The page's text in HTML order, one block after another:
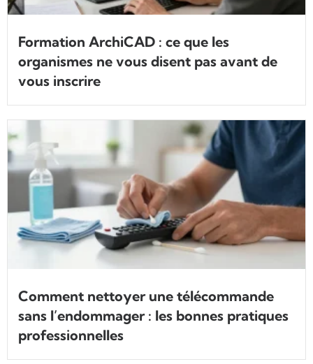
Formation ArchiCAD : ce que les
organismes ne vous disent pas avant de
vous inscrire
Comment nettoyer une télécommande
sans l’endommager : les bonnes pratiques
professionnelles